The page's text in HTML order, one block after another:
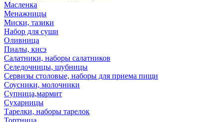
Масленка
Менажницы
Миски, тазики
Набор для суши
Оливница
Пиалы, кисэ
Салатники, наборы салатников
Селедочницы, шубницы
Сервизы столовые, наборы для приема пищи
Соусники, молочники
Супница,мармит
Сухарницы
Тарелки, наборы тарелок
Тортница